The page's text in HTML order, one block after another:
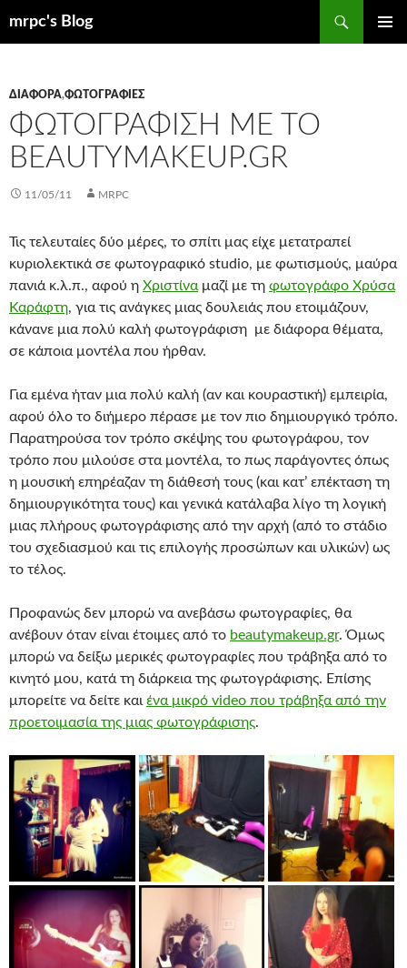
mrpc's Blog
ΔΙΆΦΟΡΑ,ΦΩΤΟΓΡΑΦΊΕΣ
ΦΩΤΟΓΡΆΦΙΣΗ ΜΕ ΤΟ
BEAUTYMAKEUP.GR
11/05/11 MRPC
Τις τελευταίες δύο μέρες, το σπίτι μας είχε μετατραπεί
κυριολεκτικά σε φωτογραφικό studio, με φωτισμούς, μαύρα
πανιά κ.λ.π., αφού η Χριστίνα μαζί με τη φωτογράφο Χρύσα
Καράφτη, για τις ανάγκες μιας δουλειάς που ετοιμάζουν,
κάνανε μια πολύ καλή φωτογράφιση με διάφορα θέματα,
σε κάποια μοντέλα που ήρθαν.
Για εμένα ήταν μια πολύ καλή (αν και κουραστική) εμπειρία,
αφού όλο το διήμερο πέρασε με τον πιο δημιουργικό τρόπο.
Παρατηρούσα τον τρόπο σκέψης του φωτογράφου, τον
τρόπο που μιλούσε στα μοντέλα, το πως παράγοντες όπως
η μουσική επηρέαζαν τη διάθεσή τους (και κατ’ επέκταση τη
δημιουργικότητα τους) και γενικά κατάλαβα λίγο τη λογική
μιας πλήρους φωτογράφισης από την αρχή (από το στάδιο
του σχεδιασμού και τις επιλογής προσώπων και υλικών) ως
το τέλος.
Προφανώς δεν μπορώ να ανεβάσω φωτογραφίες, θα
ανέβουν όταν είναι έτοιμες από το beautymakeup.gr. Όμως
μπορώ να δείξω μερικές φωτογραφίες που τράβηξα από το
κινητό μου, κατά τη διάρκεια της φωτογράφισης. Επίσης
μπορείτε να δείτε και ένα μικρό video που τράβηξα από την
προετοιμασία της μιας φωτογράφισης.